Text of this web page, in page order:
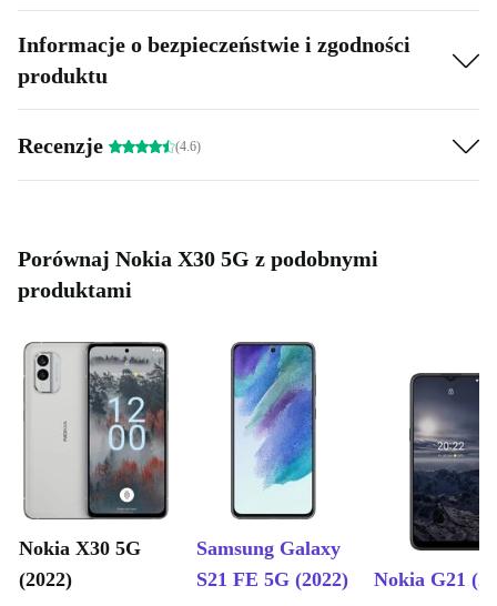
Informacje o bezpieczeństwie i zgodności
produktu
Recenzje (4.6)
Porównaj Nokia X30 5G z podobnymi
produktami
Nokia X30 5G
(2022)
Samsung Galaxy
S21 FE 5G (2022)
Nokia G21